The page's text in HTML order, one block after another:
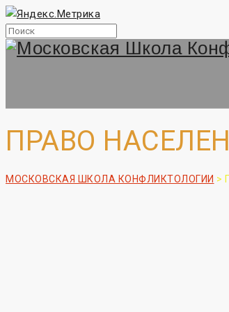
ПРАВО
МОСКОВСКАЯ ШКОЛА КОНФЛИКТОЛОГИИ >